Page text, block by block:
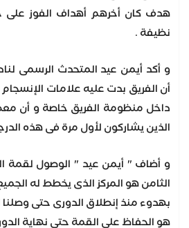
هدف كان أخرهم أهداف الفوز على
نظيفة .
و أكد أيمن عيد المتحدث الرسمى
أن الفريق بدت عليه علامات الإنسجام
داخل منظومة الفريق خاصة و أن
الذين يشاركون لأول مرة فى هذه
و أضاف " أيمن عيد " الوصول لقمة
الثامن هو المركز الذى يخطط له
بهدوء منذ إنطلاق الدورى حتى وصلنا
هو الحفاظ على القمة حتى نهاية